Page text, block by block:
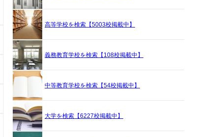
高等学校を検索【5003校掲載中】
義務教育学校を検索【108校掲載中】
中等教育学校を検索【54校掲載中】
大学を検索【6227校掲載中】